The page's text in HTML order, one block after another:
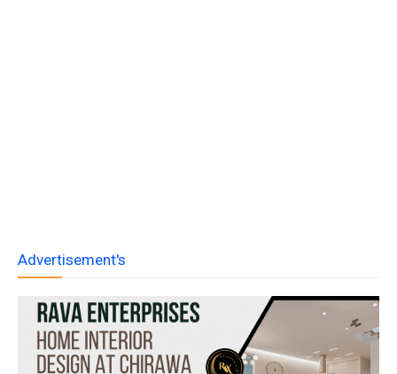
Advertisement's